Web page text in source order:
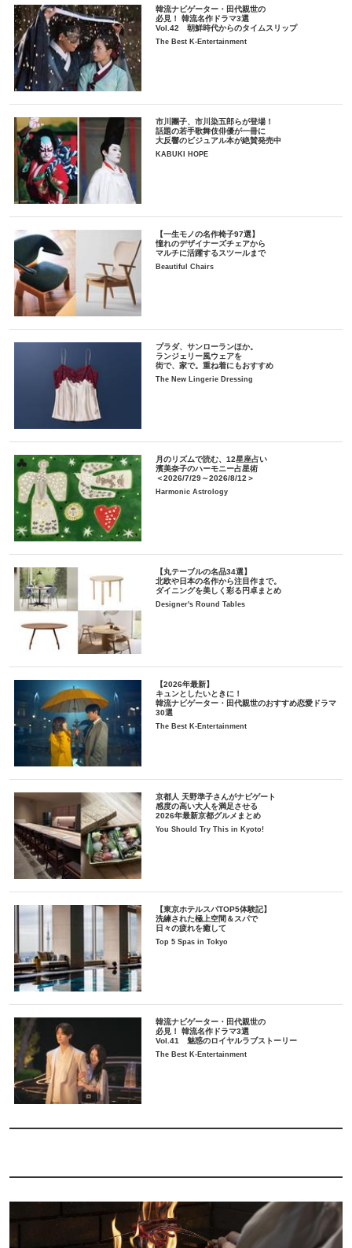
韓流ナビゲーター・田代親世の
必見！ 韓流名作ドラマ3選
Vol.42 朝鮮時代からのタイムスリップ
The Best K-Entertainment
市川團子、市川染五郎らが登場！
話題の若手歌舞伎俳優が一冊に
大反響のビジュアル本が絶賛発売中
KABUKI HOPE
【一生モノの名作椅子97選】
憧れのデザイナーズチェアから
マルチに活躍するスツールまで
Beautiful Chairs
プラダ、サンローランほか。
ランジェリー風ウェアを
街で、家で。重ね着にもおすすめ
The New Lingerie Dressing
月のリズムで読む、12星座占い
濱美奈子のハーモニー占星術
＜2026/7/29～2026/8/12＞
Harmonic Astrology
【丸テーブルの名品34選】
北欧や日本の名作から注目作まで。
ダイニングを美しく彩る円卓まとめ
Designer's Round Tables
【2026年最新】
キュンとしたいときに！
韓流ナビゲーター・田代親世のおすすめ恋愛ドラマ
30選
The Best K-Entertainment
京都人 天野準子さんがナビゲート
感度の高い大人を満足させる
2026年最新京都グルメまとめ
You Should Try This in Kyoto!
【東京ホテルスパTOP5体験記】
洗練された極上空間＆スパで
日々の疲れを癒して
Top 5 Spas in Tokyo
韓流ナビゲーター・田代親世の
必見！ 韓流名作ドラマ3選
Vol.41 魅惑のロイヤルラブストーリー
The Best K-Entertainment